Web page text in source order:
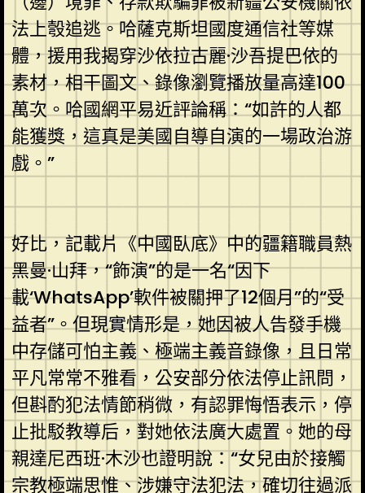
法上彀追逃。哈薩克斯坦國度通信社等媒
體，援用我揭穿沙依拉古麗·沙吾提巴依的
素材，相干圖文、錄像瀏覽播放量高達100
萬次。哈國網平易近評論稱：“如許的人都
能獲獎，這真是美國自導自演的一場政治游
戲。”
好比，記載片《中國臥底》中的疆籍職員熱
黑曼·山拜，“飾演”的是一名“因下
載‘WhatsApp’軟件被關押了12個月”的“受
益者”。但現實情形是，她因被人告發手機
中存儲可怕主義、極端主義音錄像，且日常
平凡常常不雅看，公安部分依法停止訊問，
但斟酌犯法情節稍微，有認罪悔悟表示，停
止批駁教導后，對她依法廣大處置。她的母
親達尼西班·木沙也證明說：“女兒由於接觸
宗教極端思惟、涉嫌守法犯法，確切往過派